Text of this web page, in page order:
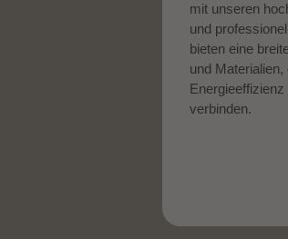
mit unseren
und
bieten eine
und Materialien,
verbinden.